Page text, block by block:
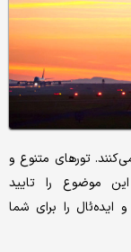
تورهای متنوع و
موضوع را تایید
را برای شما